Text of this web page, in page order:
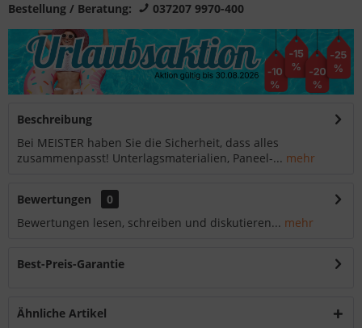
Bestellung / Beratung: 037207 9970-400
Beschreibung
Bei MEISTER haben Sie die Sicherheit, dass alles
zusammenpasst! Unterlagsmaterialien, Paneel-... mehr
Bewertungen
0
Bewertungen lesen, schreiben und diskutieren... mehr
Best-Preis-Garantie
Ähnliche Artikel